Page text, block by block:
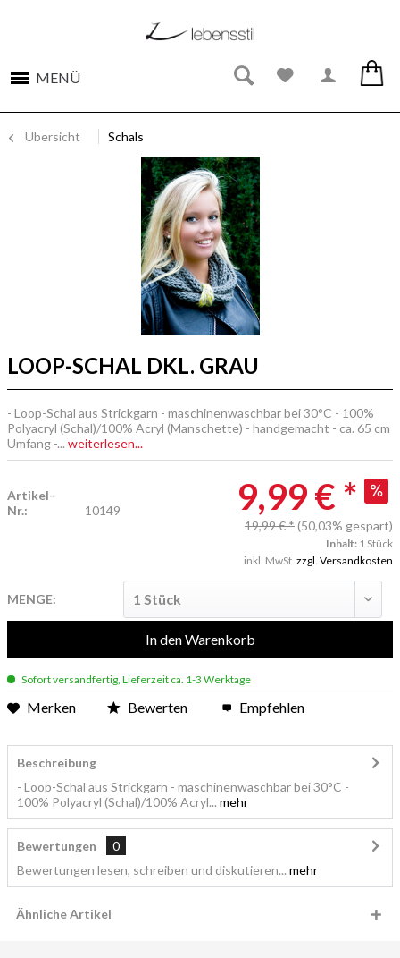
MENÜ
Übersicht Schals
LOOP-SCHAL DKL. GRAU
- Loop-Schal aus Strickgarn - maschinenwaschbar bei 30°C - 100%
Polyacryl (Schal)/100% Acryl (Manschette) - handgemacht - ca. 65 cm
Umfang -... weiterlesen...
Artikel-
Nr.:
10149 9,99 € *
19,99 € *(50,03% gespart)
Inhalt: 1 Stück
inkl. MwSt. zzgl. Versandkosten
MENGE:
In denWarenkorb
Sofort versandfertig, Lieferzeit ca. 1-3 Werktage
Merken Bewerten Empfehlen
Beschreibung
- Loop-Schal aus Strickgarn - maschinenwaschbar bei 30°C -
100% Polyacryl (Schal)/100% Acryl... mehr
Bewertungen
0
Bewertungen lesen, schreiben und diskutieren... mehr
Ähnliche Artikel